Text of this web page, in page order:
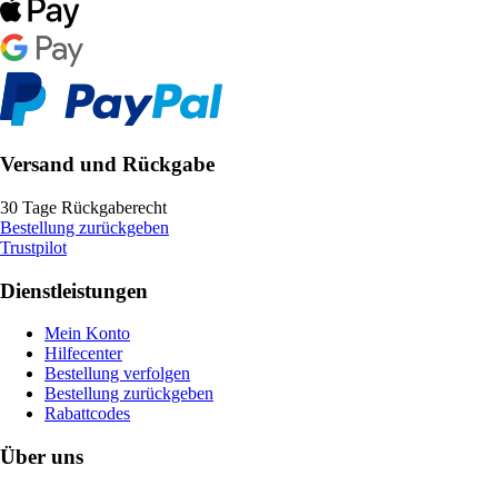
Versand und Rückgabe
30 Tage Rückgaberecht
Bestellung zurückgeben
Trustpilot
Dienstleistungen
Mein Konto
Hilfecenter
Bestellung verfolgen
Bestellung zurückgeben
Rabattcodes
Über uns